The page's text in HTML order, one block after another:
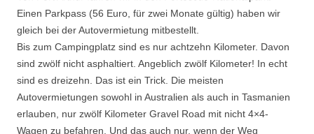
Einen Parkpass (56 Euro, für zwei Monate gültig) haben wir
gleich bei der Autovermietung mitbestellt.
Bis zum Campingplatz sind es nur achtzehn Kilometer. Davon
sind zwölf nicht asphaltiert. Angeblich zwölf Kilometer! In echt
sind es dreizehn. Das ist ein Trick. Die meisten
Autovermietungen sowohl in Australien als auch in Tasmanien
erlauben, nur zwölf Kilometer Gravel Road mit nicht 4×4-
Wagen zu befahren. Und das auch nur, wenn der Weg